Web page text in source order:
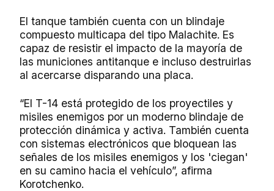
El tanque también cuenta con un blindaje
compuesto multicapa del tipo Malachite. Es
capaz de resistir el impacto de la mayoría de
las municiones antitanque e incluso destruirlas
al acercarse disparando una placa.
“El T-14 está protegido de los proyectiles y
misiles enemigos por un moderno blindaje de
protección dinámica y activa. También cuenta
con sistemas electrónicos que bloquean las
señales de los misiles enemigos y los 'ciegan'
en su camino hacia el vehículo”, afirma
Korotchenko.